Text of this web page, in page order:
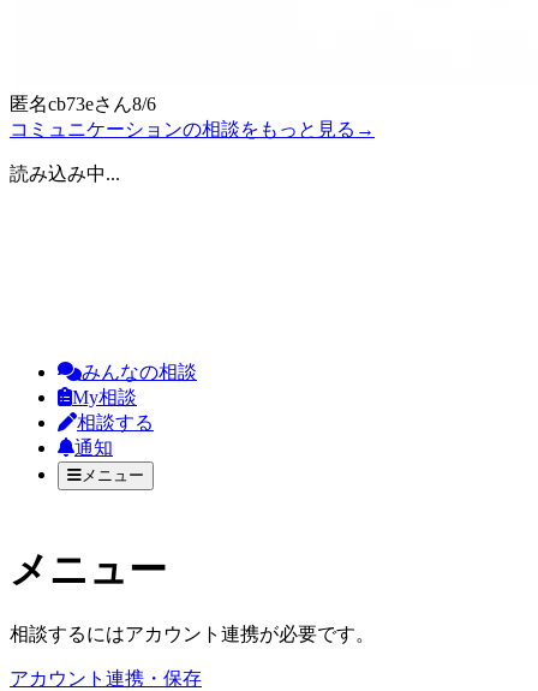
匿名cb73eさん8/6
コミュニケーションの相談をもっと見る →
読み込み中...
みんなの相談
My相談
相談する
通知
メニュー
メニュー
相談するにはアカウント連携が必要です。
アカウント連携・保存